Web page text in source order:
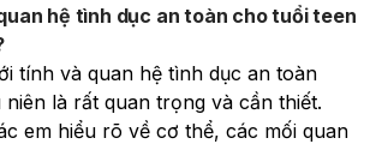
hệ tình dục an toàn cho tuổi teen
tính và quan hệ tình dục an toàn
là rất quan trọng và cần thiết.
em hiểu rõ về cơ thể, các mối quan